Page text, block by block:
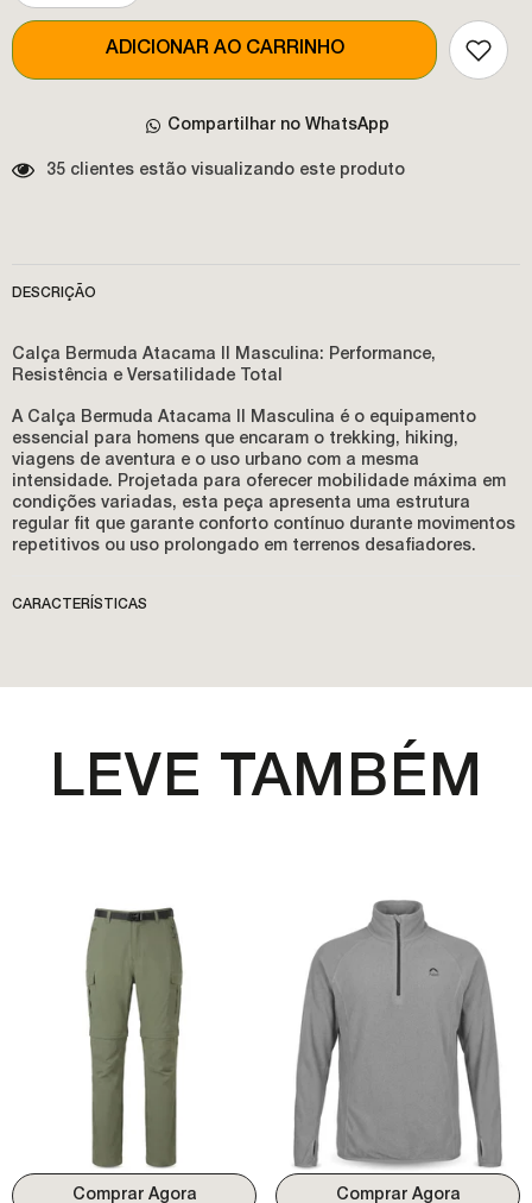
a
quantidade
BERMUDA
a
quantidade
de
CALÇA
BERMUDA
ADICIONAR AO CARRINHO
Compartilhar no WhatsApp
35 clientes estão visualizando este produto
DESCRIÇÃO
Calça Bermuda Atacama II Masculina: Performance,
Resistência e Versatilidade Total
A Calça Bermuda Atacama II Masculina é o equipamento
essencial para homens que encaram o trekking, hiking,
viagens de aventura e o uso urbano com a mesma
intensidade. Projetada para oferecer mobilidade máxima em
condições variadas, esta peça apresenta uma estrutura
regular fit que garante conforto contínuo durante movimentos
repetitivos ou uso prolongado em terrenos desafiadores.
CARACTERÍSTICAS
LEVE TAMBÉM
Comprar Agora
COMPRAR AGORA
Comprar Agora
COMPRAR AGORA